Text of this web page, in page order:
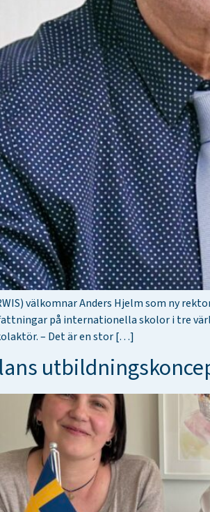
välkomnar Anders Hjelm som ny
på internationella skolor i tre
– Det är en stor […]